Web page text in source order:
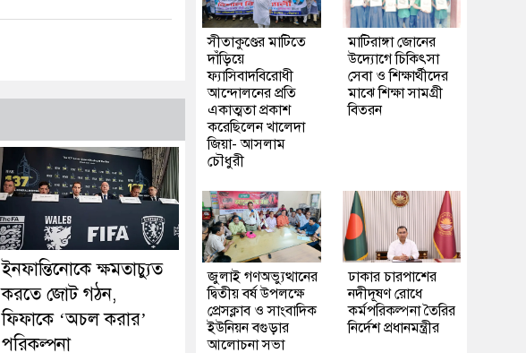
ইনফান্তিনোকে ক্ষমতাচ্যুত
করতে জোট গঠন,
ফিফাকে ‘অচল করার’
পরিকল্পনা
সীতাকুণ্ডের মাটিতে
দাঁড়িয়ে
ফ্যাসিবাদবিরোধী
আন্দোলনের প্রতি
একাত্মতা প্রকাশ
করেছিলেন খালেদা
জিয়া- আসলাম
চৌধুরী
মাটিরাঙ্গা জোনের
উদ্যোগে চিকিৎসা
সেবা ও শিক্ষার্থীদের
মাঝে শিক্ষা সামগ্রী
বিতরন
জুলাই গণঅভ্যুত্থানের
দ্বিতীয় বর্ষ উপলক্ষে
প্রেসক্লাব ও সাংবাদিক
ইউনিয়ন বগুড়ার
আলোচনা সভা
ঢাকার চারপাশের
নদীদূষণ রোধে
কর্মপরিকল্পনা তৈরির
নির্দেশ প্রধানমন্ত্রীর